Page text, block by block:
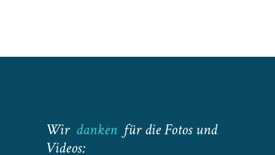
Wir danken für die Fotos und
Videos: